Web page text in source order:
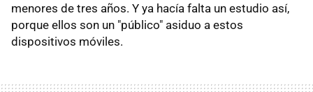
menores de tres años. Y ya hacía falta un estudio así,
porque ellos son un "público" asiduo a estos
dispositivos móviles.